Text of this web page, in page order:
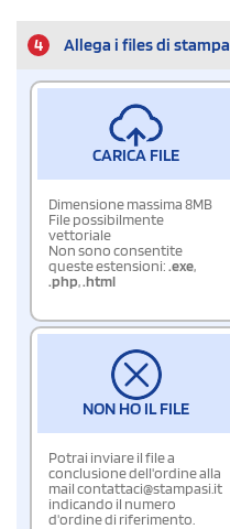
4 Allega i files di stampa
CARICA FILE
Dimensione massima 8MB
File possibilmente
vettoriale
Non sono consentite
queste estensioni:.exe,
.php,.html
NON HO IL FILE
Potrai inviare il file a
conclusione dell'ordine alla
mail contattaci@stampasi.it
indicando il numero
d'ordine di riferimento.